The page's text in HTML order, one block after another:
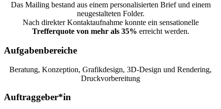
Das Mailing bestand aus einem personalisierten Brief und einem
neugestalteten Folder.
Nach direkter Kontaktaufnahme konnte ein sensationelle
Trefferquote von mehr als 35% erreicht werden.
Aufgabenbereiche
Beratung, Konzeption, Grafikdesign, 3D-Design und Rendering,
Druckvorbereitung
Auftraggeber*in